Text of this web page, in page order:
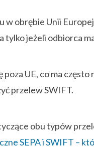
w obrębie Unii
tylko jeżeli odbiorca
UE, co ma
przelew SWIFT.
obu typów
SEPA i SWIFT –